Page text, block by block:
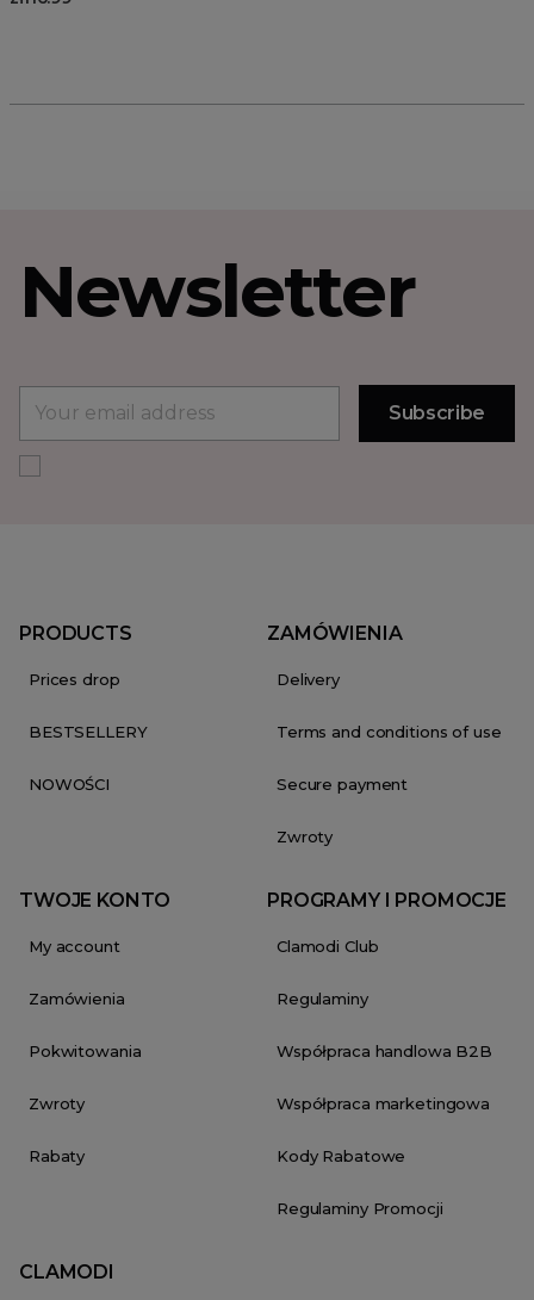
Newsletter
PRODUCTS
Prices drop
BESTSELLERY
NOWOŚCI
ZAMÓWIENIA
Delivery
Terms and conditions of use
Secure payment
Zwroty
TWOJE KONTO
My account
Zamówienia
Pokwitowania
Zwroty
Rabaty
PROGRAMY I PROMOCJE
Clamodi Club
Regulaminy
Współpraca handlowa B2B
Współpraca marketingowa
Kody Rabatowe
Regulaminy Promocji
CLAMODI